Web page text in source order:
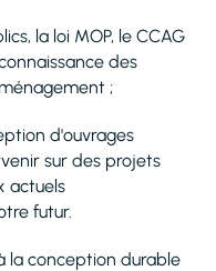
la loi MOP, le CCAG
des
;
d'ouvrages
sur des projets
actuels
futur.
la conception durable